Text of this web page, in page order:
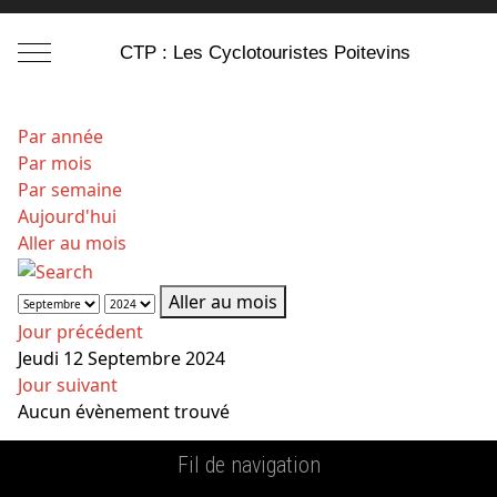
Mobile Menu ToggleCTP : Les Cyclotouristes Poitevins
Par année
Par mois
Par semaine
Aujourd'hui
Aller au mois
Aller au mois
Jour précédent
Jeudi 12 Septembre 2024
Jour suivant
Aucun évènement trouvé
Fil de navigation